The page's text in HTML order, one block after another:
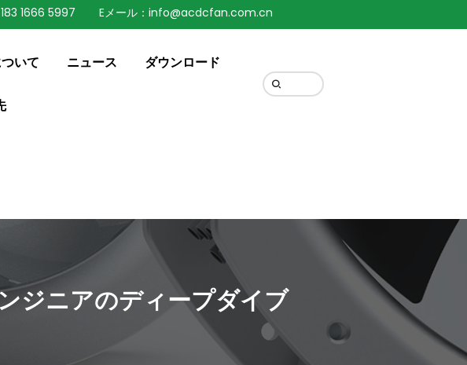
1666 5997 Eメール：info@acdcfan.com.cn
いて ニュース ダウンロード
ジニアのディープダイブ